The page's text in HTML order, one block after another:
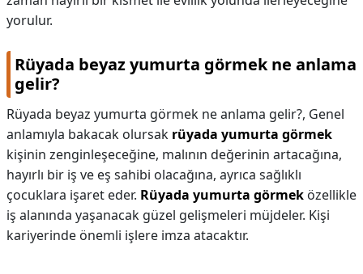
yorulur.
Rüyada beyaz yumurta görmek ne anlama
gelir?
Rüyada beyaz yumurta görmek ne anlama gelir?, Genel
anlamıyla bakacak olursak rüyada yumurta görmek
kişinin zenginleşeceğine, malının değerinin artacağına,
hayırlı bir iş ve eş sahibi olacağına, ayrıca sağlıklı
çocuklara işaret eder. Rüyada yumurta görmek özellikle
iş alanında yaşanacak güzel gelişmeleri müjdeler. Kişi
kariyerinde önemli işlere imza atacaktır.